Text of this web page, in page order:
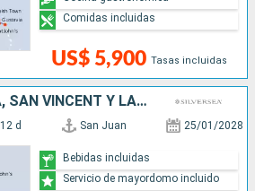
US$ 5,900 Tasas incluidas
Comidas incluidas
FRANCIA, DOMINICA, SAN VINCENT Y LAS GRANADINAS, GRENADA, ANTIGUA Y BARBUDA, PUERTO RICO
12 d San Juan 25/01/2028
Bebidas incluidas
Servicio de mayordomo incluido